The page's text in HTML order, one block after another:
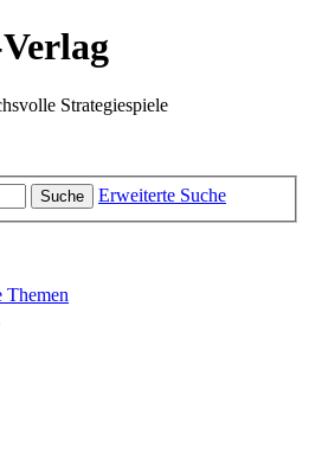
Strategiespiele
Suche Erweiterte Suche
Themen